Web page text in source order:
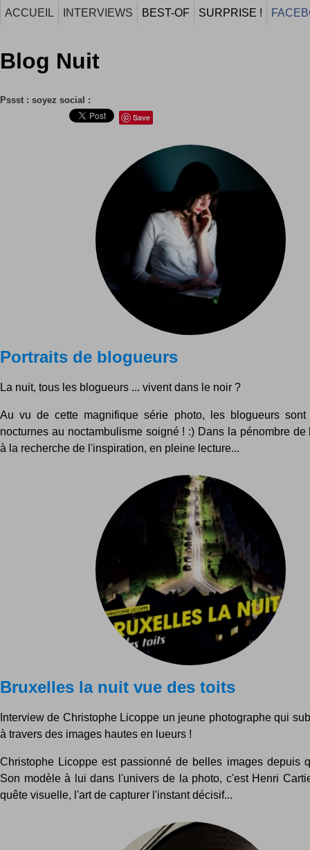
ACCUEIL INTERVIEWS BEST-OF SURPRISE !
Blog Nuit
Pssst : soyez social :
Save
Portraits de blogueurs
La nuit, tous les blogueurs ... vivent dans le noir ?
Au vu de cette magnifique série photo, les blogueurs sont
nocturnes au noctambulisme soigné ! :) Dans la pénombre de
à la recherche de l'inspiration, en pleine lecture...
Bruxelles la nuit vue des toits
Interview de Christophe Licoppe un jeune photographe qui
à travers des images hautes en lueurs !
Christophe Licoppe est passionné de belles images depuis
Son modèle à lui dans l'univers de la photo, c'est Henri
quête visuelle, l'art de capturer l'instant décisif...